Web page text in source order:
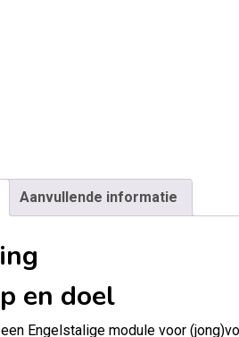
Aanvullende informatie
en doel
een Engelstalige module voor